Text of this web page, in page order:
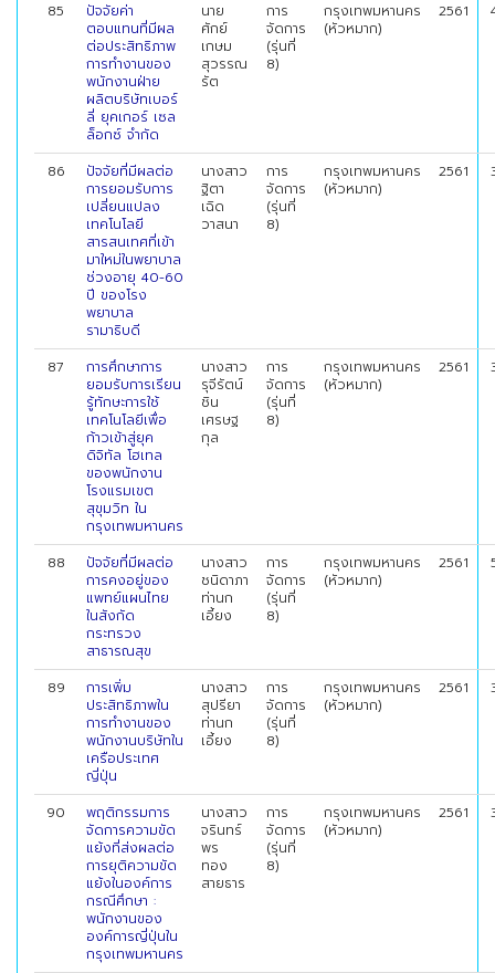
85
ปัจจัยค่า
ตอบแทนที่มีผล
ต่อประสิทธิภาพ
การทำงานของ
พนักงานฝ่าย
ผลิตบริษัทเบอร์
ลี่ ยุคเกอร์ เซล
ล็อกซ์ จำกัด
นาย
ศักย์
เกษม
สุวรรณ
รัต
การ
จัดการ
(รุ่นที่
8)
กรุงเทพมหานคร
(หัวหมาก)
2561
86
ปัจจัยที่มีผลต่อ
การยอมรับการ
เปลี่ยนแปลง
เทคโนโลยี
สารสนเทศที่เข้า
มาใหม่ในพยาบาล
ช่วงอายุ 40-60
ปี ของโรง
พยาบาล
รามาธิบดี
นางสาว
ฐิตา
เฉิด
วาสนา
การ
จัดการ
(รุ่นที่
8)
กรุงเทพมหานคร
(หัวหมาก)
2561
87
การศึกษาการ
ยอมรับการเรียน
รู้ทักษะการใช้
เทคโนโลยีเพื่อ
ก้าวเข้าสู่ยุค
ดิจิทัล โฮเทล
ของพนักงาน
โรงแรมเขต
สุขุมวิท ใน
กรุงเทพมหานคร
นางสาว
รุจีรัตน์
ชิน
เศรษฐ
กุล
การ
จัดการ
(รุ่นที่
8)
กรุงเทพมหานคร
(หัวหมาก)
2561
88
ปัจจัยที่มีผลต่อ
การคงอยู่ของ
แพทย์แผนไทย
ในสังกัด
กระทรวง
สาธารณสุข
นางสาว
ชนิดาภา
ท่านก
เอี้ยง
การ
จัดการ
(รุ่นที่
8)
กรุงเทพมหานคร
(หัวหมาก)
2561
89
การเพิ่ม
ประสิทธิภาพใน
การทำงานของ
พนักงานบริษัทใน
เครือประเทศ
ญี่ปุ่น
นางสาว
สุปรียา
ท่านก
เอี้ยง
การ
จัดการ
(รุ่นที่
8)
กรุงเทพมหานคร
(หัวหมาก)
2561
90
พฤติกรรมการ
จัดการความขัด
แย้งที่ส่งผลต่อ
การยุติความขัด
แย้งในองค์การ
กรณีศึกษา :
พนักงานของ
องค์การญี่ปุ่นใน
กรุงเทพมหานคร
นางสาว
จรินทร์
พร
ทอง
สายธาร
การ
จัดการ
(รุ่นที่
8)
กรุงเทพมหานคร
(หัวหมาก)
2561